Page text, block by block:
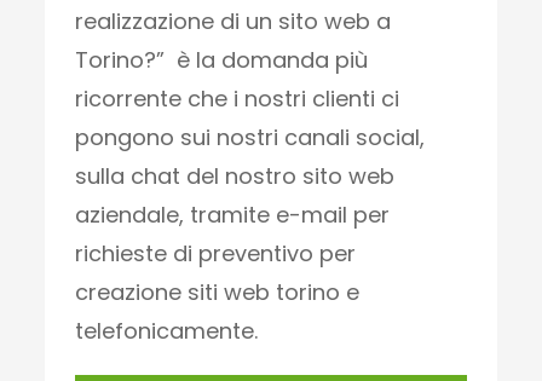
realizzazione di un sito web a
Torino?” è la domanda più
ricorrente che i nostri clienti ci
pongono sui nostri canali social,
sulla chat del nostro sito web
aziendale, tramite e-mail per
richieste di preventivo per
creazione siti web torino e
telefonicamente.